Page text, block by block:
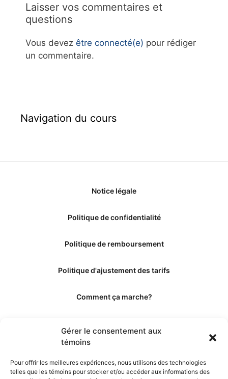
Gérer le consentement aux
témoins
Pour offrir les meilleures expériences, nous utilisons des technologies
telles que les témoins pour stocker et/ou accéder aux informations des
Laisser vos commentaires et
questions
Vous devez être connecté(e) pour rédiger
un commentaire.
Navigation du cours
Notice légale
Politique de confidentialité
Politique de remboursement
Politique d'ajustement des tarifs
Comment ça marche?
Les éditeurs